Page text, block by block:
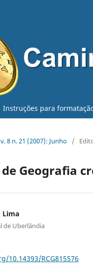
Instruções para
v. 8 n. 21 (2007): Junho /
Geografia
Lima
de Uberlândia
10.14393/RCG815576